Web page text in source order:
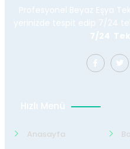
Profesyonel Beyaz Eşya
yerinizde tespit edip 7/24
7/24
Hızlı Menü
Anasayfa